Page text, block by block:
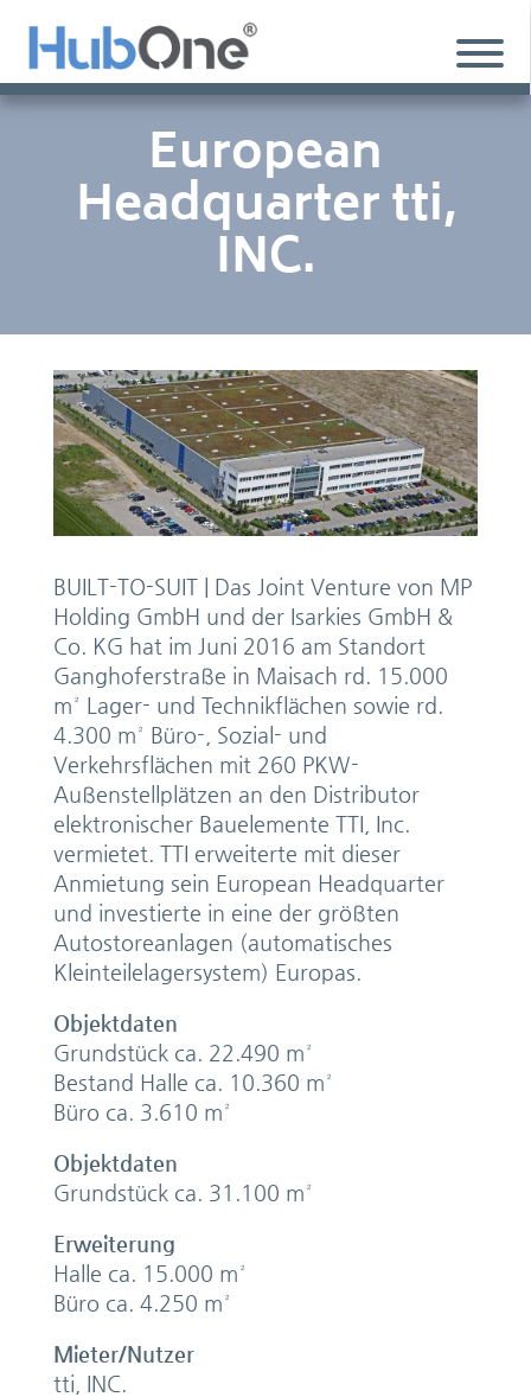
European
Headquarter tti,
INC.
BUILT-TO-SUIT | Das Joint Venture von MP
Holding GmbH und der Isarkies GmbH &
Co. KG hat im Juni 2016 am Standort
Ganghoferstraße in Maisach rd. 15.000
m² Lager- und Technikflächen sowie rd.
4.300 m² Büro-, Sozial- und
Verkehrsflächen mit 260 PKW-
Außenstellplätzen an den Distributor
elektronischer Bauelemente TTI, Inc.
vermietet. TTI erweiterte mit dieser
Anmietung sein European Headquarter
und investierte in eine der größten
Autostoreanlagen (automatisches
Kleinteilelagersystem) Europas.
Objektdaten
Grundstück ca. 22.490 m²
Bestand Halle ca. 10.360 m²
Büro ca. 3.610 m²
Objektdaten
Grundstück ca. 31.100 m²
Erweiterung
Halle ca. 15.000 m²
Büro ca. 4.250 m²
Mieter/Nutzer
tti, INC.